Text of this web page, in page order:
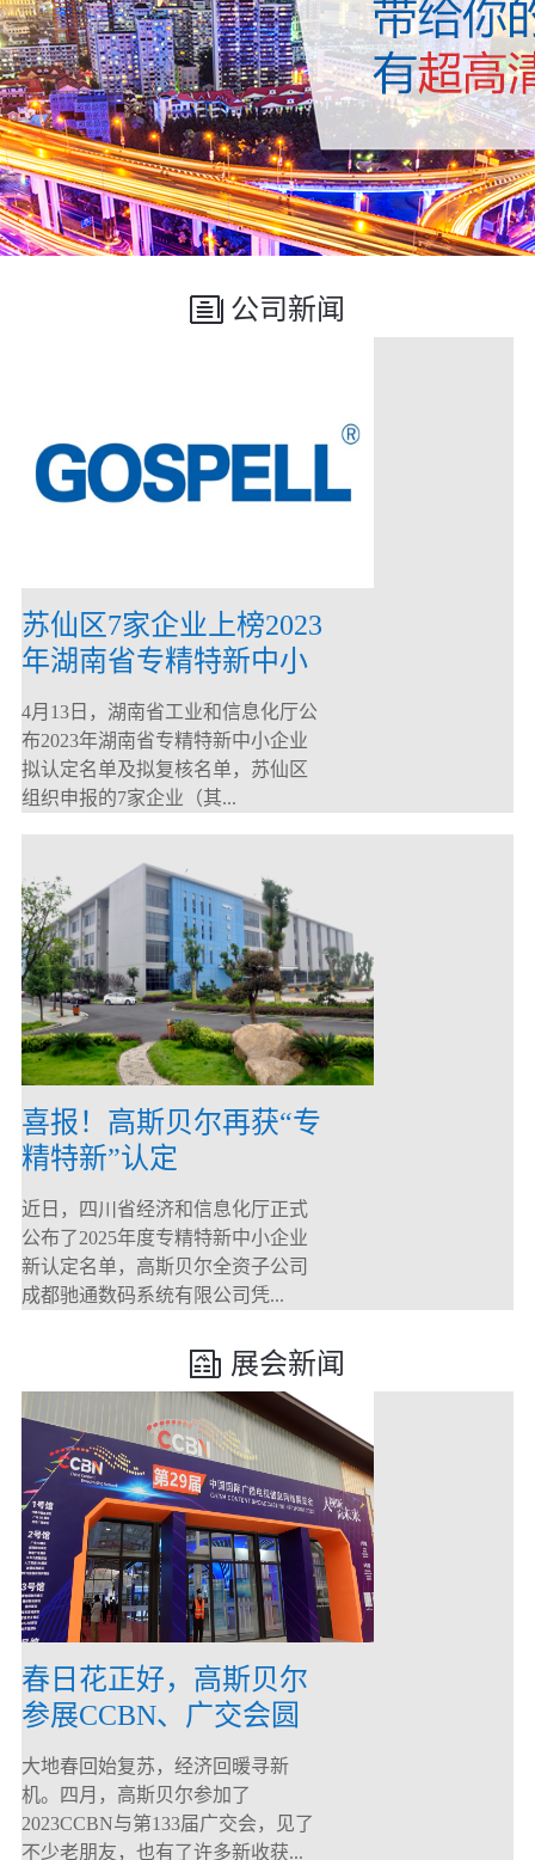
公司新闻
苏仙区7家企业上榜2023
年湖南省专精特新中小
企业
4月13日，湖南省工业和信息化厅公
布2023年湖南省专精特新中小企业
拟认定名单及拟复核名单，苏仙区
组织申报的7家企业（其...
喜报！高斯贝尔再获“专
精特新”认定
近日，四川省经济和信息化厅正式
公布了2025年度专精特新中小企业
新认定名单，高斯贝尔全资子公司
成都驰通数码系统有限公司凭...
展会新闻
春日花正好，高斯贝尔
参展CCBN、广交会圆
满落幕！
大地春回始复苏，经济回暖寻新
机。四月，高斯贝尔参加了
2023CCBN与第133届广交会，见了
不少老朋友，也有了许多新收获...